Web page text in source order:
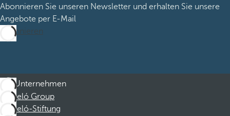
Abonnieren Sie unseren Newsletter und erhalten Sie unsere
Angebote per E-Mail
Abonnieren
Unternehmen
Barceló Group
Barceló-Stiftung